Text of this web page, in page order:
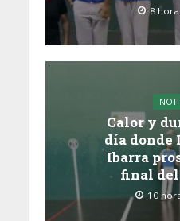
8
Calor y
día donde
Ibarra
final
10